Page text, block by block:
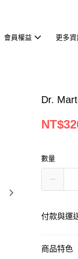
會員權益 更多資
Dr.
數量
付款與運
付款方式
商品特色